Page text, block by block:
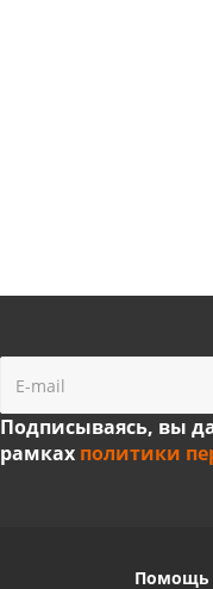
Подписываясь, вы
рамках политики
Помощь